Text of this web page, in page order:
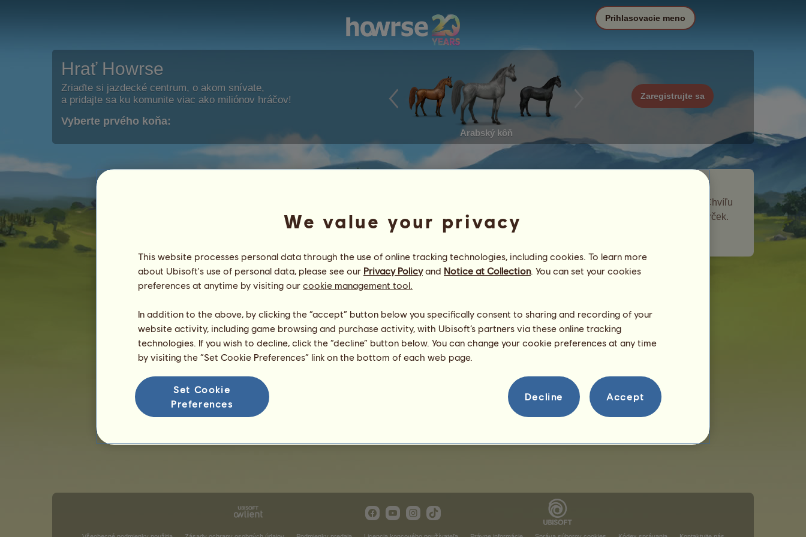
Hrať Howrse
Zriaďte si jazdecké centrum, o akom snívate,
a pridajte sa ku komunite viac ako miliónov hráčov!
Vyberte prvého koňa:
Arabský kôň
Zaregistrujte sa
Prihlasovacie meno
udalosti Putovné kone. Chvíľu
zostal vo vašom žrebčíne a dal vám darček.
We value your privacy
This website processes personal data through the use of online tracking technologies, including cookies. To learn more
about Ubisoft's use of personal data, please see our Privacy Policyand Notice at Collection. You can set your cookies
preferences at anytime by visiting our cookie management tool.
In addition to the above, by clicking the “accept” button below you specifically consent to sharing and recording of your
website activity, including game browsing and purchase activity, with Ubisoft’s partners via these online tracking
technologies. If you wish to decline, click the “decline” button below. You can change your cookie preferences at any time
by visiting the “Set Cookie Preferences” link on the bottom of each web page.
Set Cookie
Preferences
Decline Accept